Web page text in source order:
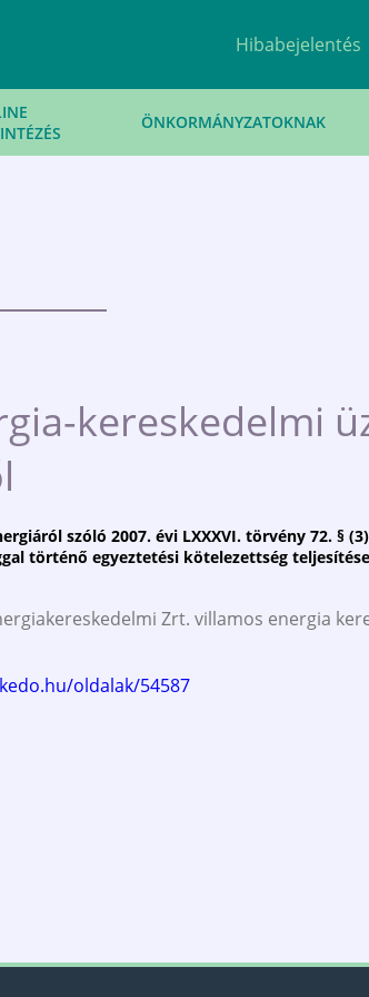
Hibabejelentés
ÖNKORMÁNYZATOKNAK
kereskedelmi
szóló 2007. évi LXXXVI. törvény 72. §
történő egyeztetési kötelezettség
Zrt. villamos energia
oldalak/54587